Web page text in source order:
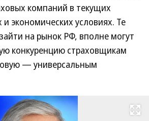
компаний в текущих
и экономических условиях. Те
на рынок РФ, вполне могут
конкуренцию страховщикам
— универсальным
Развернуть